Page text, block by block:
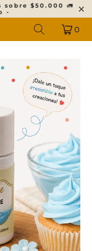
sobre $50.000 🚛
-
0